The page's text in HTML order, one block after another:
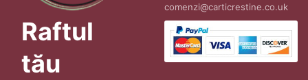
Raftul
tău
comenzi@carticrestine.co.uk